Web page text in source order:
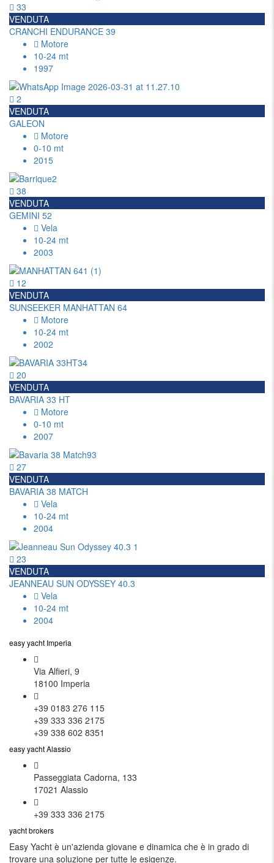
33
VENDUTA
CRANCHI ENDURANCE 39
Motore
10-24 mt
1997
2
VENDUTA
GALEON
Motore
0-10 mt
2015
38
VENDUTA
GEMINI 52
Vela
10-24 mt
2003
12
VENDUTA
SUNSEEKER MANHATTAN 64
Motore
10-24 mt
2002
20
VENDUTA
BAVARIA 33 HT
Motore
0-10 mt
2007
27
VENDUTA
BAVARIA 38 MATCH
Vela
10-24 mt
2004
23
VENDUTA
JEANNEAU SUN ODYSSEY 40.3
Vela
10-24 mt
2004
easy yacht Imperia
Via Alfieri, 9
18100 Imperia
+39 0183 276 115
+39 333 336 2175
+39 338 602 8351
easy yacht Alassio
Passeggiata Cadorna, 133
17021 Alassio
+39 333 336 2175
yacht brokers
Easy Yacht è un'azienda giovane e dinamica che è in grado di
trovare una soluzione per tutte le esigenze.